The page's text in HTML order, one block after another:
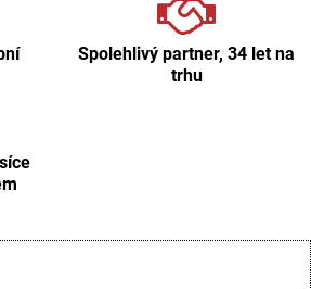
Spolehlivý partner, 34 let na
trhu